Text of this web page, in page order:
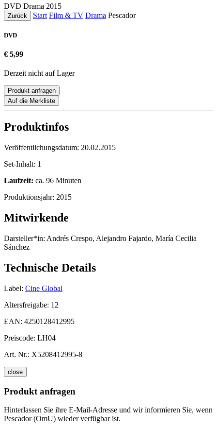
DVD Drama 2015
Zurück Start Film & TV Drama Pescador
DVD
€ 5,99
Derzeit nicht auf Lager
Produkt anfragen
Auf die Merkliste
Produktinfos
Veröffentlichungsdatum: 20.02.2015
Set-Inhalt: 1
Laufzeit: ca. 96 Minuten
Produktionsjahr: 2015
Mitwirkende
Darsteller*in: Andrés Crespo, Alejandro Fajardo, María Cecilia
Sánchez
Technische Details
Label: Cine Global
Altersfreigabe: 12
EAN: 4250128412995
Preiscode: LH04
Art. Nr.: X5208412995-8
close
Produkt anfragen
Hinterlassen Sie ihre E-Mail-Adresse und wir informieren Sie, wenn
Pescador (OmU) wieder verfügbar ist.